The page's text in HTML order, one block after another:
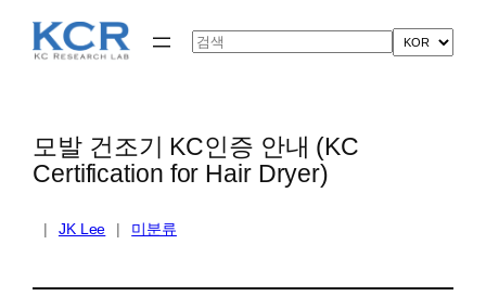
Search
모발 건조기 KC인증 안내 (KC
Certification for Hair Dryer)
| JK Lee | 미분류